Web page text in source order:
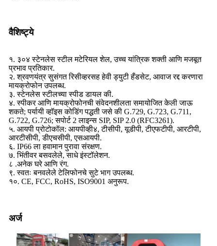
वैशिष्ट्ये
१. ३०४ स्टेनलेस स्टील मटेरियल शेल, उच्च यांत्रिक शक्ती आणि मजबूत
प्रभाव प्रतिकार.
२. श्रवणयंत्र सुसंगत रिसीव्हरसह हेवी ड्युटी हँडसेट, आवाज रद्द करणारा
मायक्रोफोन उपलब्ध.
३. स्टेनलेस स्टीलच्या स्पीड डायल की.
४. स्पीकर आणि मायक्रोफोनची संवेदनशीलता समायोजित केली जाऊ
शकते; पर्यायी व्हॉइस कोडिंग पद्धती जसे की G.729, G.723, G.711,
G.722, G.726; सपोर्ट 2 लाइन्स SIP, SIP 2.0 (RFC3261).
५. आयपी प्रोटोकॉल: आयपीव्ही४, टीसीपी, यूडीपी, टीएफटीपी, आरटीपी,
आरटीसीपी, डीएचसीपी, एसआयपी.
६. IP66 ला हवामान पुरावा संरक्षण.
७. भिंतीवर बसवलेले, साधे इंस्टॉलेशन.
८ .अनेक घरे आणि रंग.
९. स्वतः बनवलेले टेलिफोनचे सुटे भाग उपलब्ध.
१०. CE, FCC, RoHS, ISO9001 अनुरूप.
अर्ज